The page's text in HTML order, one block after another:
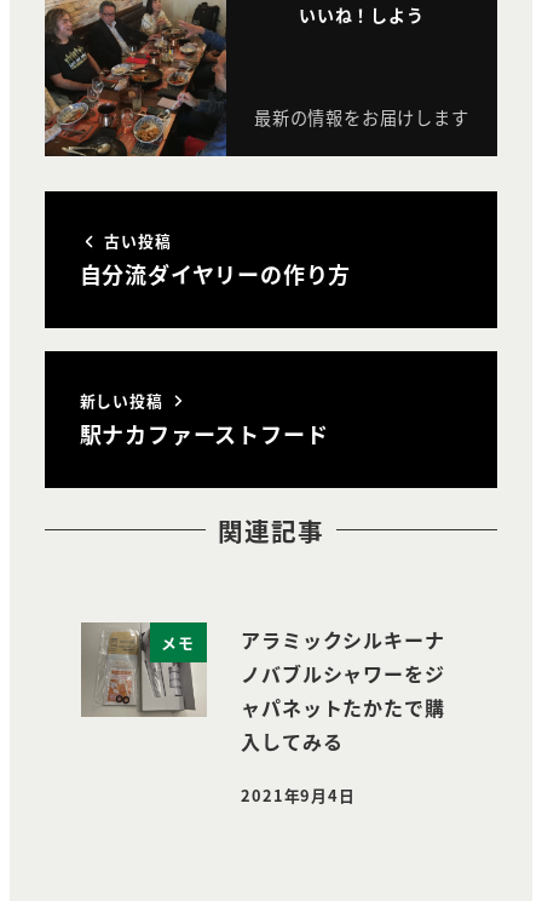
いいね！しよう
最新の情報をお届けします
古い投稿
自分流ダイヤリーの作り方
新しい投稿
駅ナカファーストフード
関連記事
メモ
アラミックシルキーナ
ノバブルシャワーをジ
ャパネットたかたで購
入してみる
投稿日
2021年9月4日